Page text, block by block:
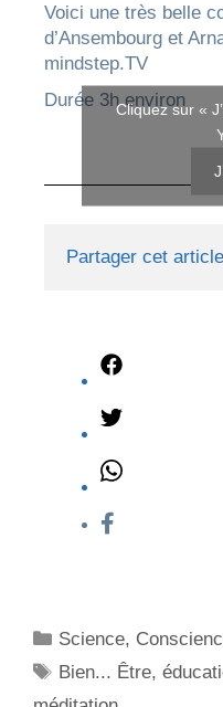
Voici une très belle
d’Ansembourg et
mindstep.TV
Durée 3h environ
Cliquez sur «
Partager cet
Science,
Bien... Être,